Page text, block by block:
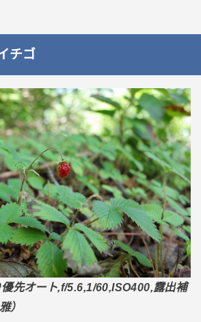
チゴ
先オート,f/5.6,1/60,ISO400,露出補
）